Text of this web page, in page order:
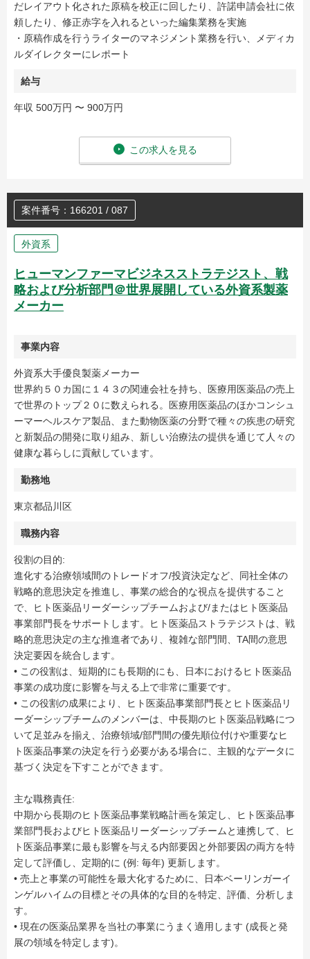
だレイアウト化された原稿を校正に回したり、許諾申請会社に依
頼したり、修正赤字を入れるといった編集業務を実施
・原稿作成を行うライターのマネジメント業務を行い、メディカ
ルダイレクターにレポート
給与
年収 500万円 〜 900万円
この求人を見る
案件番号：166201 / 087
外資系
ヒューマンファーマビジネスストラテジスト、戦
略および分析部門＠世界展開している外資系製薬
メーカー
事業内容
外資系大手優良製薬メーカー
世界約５０カ国に１４３の関連会社を持ち、医療用医薬品の売上
で世界のトップ２０に数えられる。医療用医薬品のほかコンシュ
ーマーヘルスケア製品、また動物医薬の分野で種々の疾患の研究
と新製品の開発に取り組み、新しい治療法の提供を通じて人々の
健康な暮らしに貢献しています。
勤務地
東京都品川区
職務内容
役割の目的:
進化する治療領域間のトレードオフ/投資決定など、同社全体の
戦略的意思決定を推進し、事業の総合的な視点を提供すること
で、ヒト医薬品リーダーシップチームおよび/またはヒト医薬品
事業部門長をサポートします。ヒト医薬品ストラテジストは、戦
略的意思決定の主な推進者であり、複雑な部門間、TA間の意思
決定要因を統合します。
• この役割は、短期的にも長期的にも、日本におけるヒト医薬品
事業の成功度に影響を与える上で非常に重要です。
• この役割の成果により、ヒト医薬品事業部門長とヒト医薬品リ
ーダーシップチームのメンバーは、中長期のヒト医薬品戦略につ
いて足並みを揃え、治療領域/部門間の優先順位付けや重要なヒ
ト医薬品事業の決定を行う必要がある場合に、主観的なデータに
基づく決定を下すことができます。
主な職務責任:
中期から長期のヒト医薬品事業戦略計画を策定し、ヒト医薬品事
業部門長およびヒト医薬品リーダーシップチームと連携して、ヒ
ト医薬品事業に最も影響を与える内部要因と外部要因の両方を特
定して評価し、定期的に (例: 毎年) 更新します。
• 売上と事業の可能性を最大化するために、日本ベーリンガーイ
ンゲルハイムの目標とその具体的な目的を特定、評価、分析しま
す。
• 現在の医薬品業界を当社の事業にうまく適用します (成長と発
展の領域を特定します)。